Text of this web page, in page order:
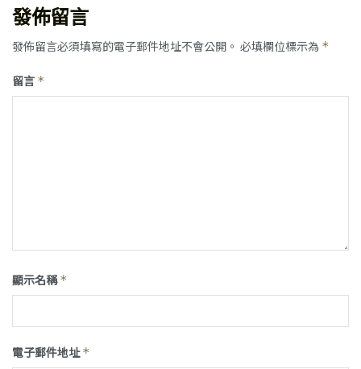
發佈留言
發佈留言必須填寫的電子郵件地址不會公開。 必填欄位標示為 *
留言 *
顯示名稱*
電子郵件地址*